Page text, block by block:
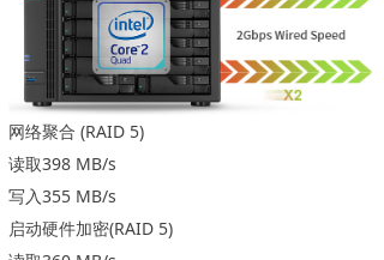
网​络​聚合 (RAID 5)
读取398 MB/s
写入355 MB/s
启动硬件加密(RAID 5)